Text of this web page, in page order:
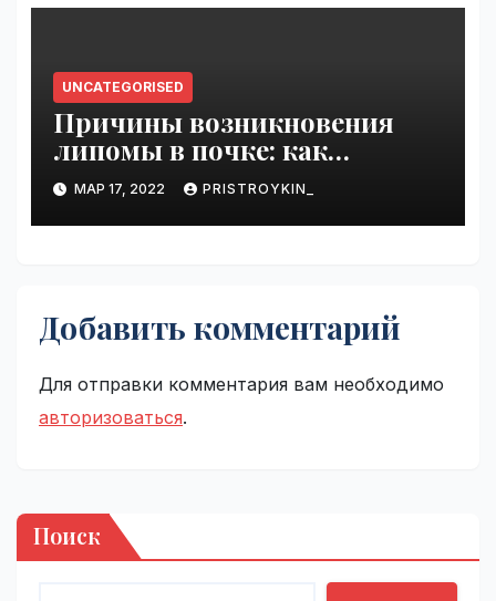
UNCATEGORISED
Причины возникновения
липомы в почке: как
справиться с болезнью
МАР 17, 2022 PRISTROYKIN_
Добавить комментарий
Для отправки комментария вам необходимо
авторизоваться.
Поиск